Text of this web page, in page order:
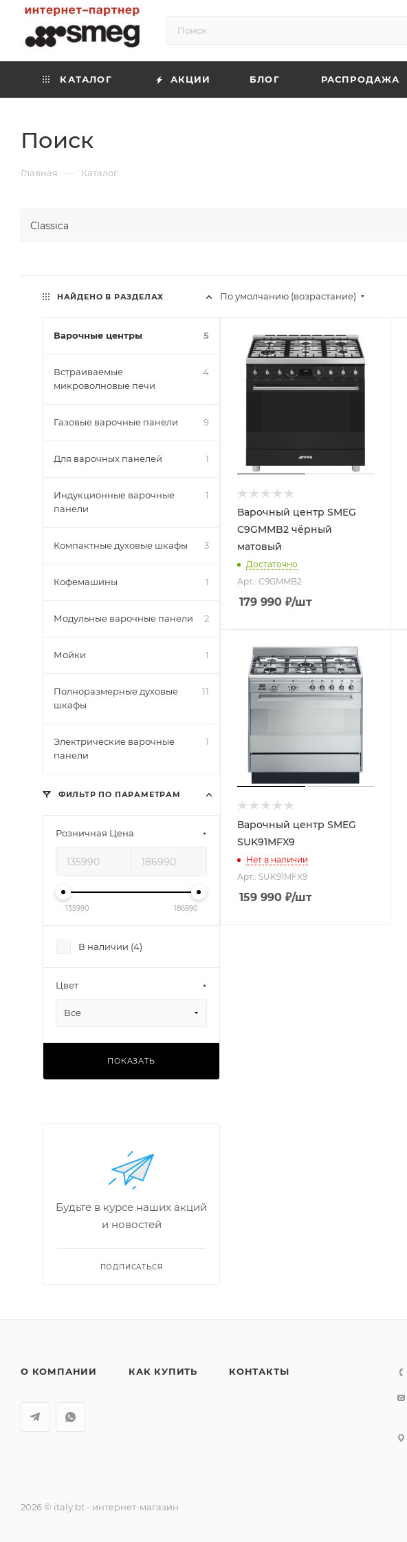
КАТАЛОГ АКЦИИ БЛОГ РАСПРОДАЖА
Поиск
Главная — Каталог
По умолчанию (возрастание)
Варочный центр SMEG
C9GMMB2 чёрный
матовый
Достаточно
Арт.: C9GMMB2
179 990 ₽/шт
Варочный центр SMEG
SUK91MFX9
Нет в наличии
Арт.: SUK91MFX9
159 990 ₽/шт
НАЙДЕНО В РАЗДЕЛАХ
Варочные центры 5
Встраиваемые
микроволновые печи
4
Газовые варочные панели 9
Для варочных панелей 1
Индукционные варочные
панели
1
Компактные духовые шкафы 3
Кофемашины 1
Модульные варочные панели 2
Мойки 1
Полноразмерные духовые
шкафы
11
Электрические варочные
панели
1
ФИЛЬТР ПО ПАРАМЕТРАМ
Розничная Цена
135990 186990
В наличии (4)
Цвет
Все
ПОКАЗАТЬ
Будьте в курсе наших акций
и новостей
ПОДПИСАТЬСЯ
О КОМПАНИИ КАК КУПИТЬ КОНТАКТЫ
2026 © italy.bt - интернет-магазин